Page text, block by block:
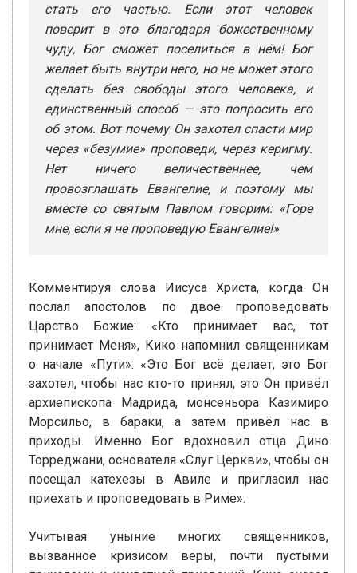
стать его частью. Если этот человек
поверит в это благодаря божественному
чуду, Бог сможет поселиться в нём! Бог
желает быть внутри него, но не может этого
сделать без свободы этого человека, и
единственный способ — это попросить его
об этом. Вот почему Он захотел спасти мир
через «безумие» проповеди, через керигму.
Нет ничего величественнее, чем
провозглашать Евангелие, и поэтому мы
вместе со святым Павлом говорим: «Горе
мне, если я не проповедую Евангелие!»
Комментируя слова Иисуса Христа, когда Он
послал апостолов по двое проповедовать
Царство Божие: «Кто принимает вас, тот
принимает Меня», Кико напомнил священникам
о начале «Пути»: «Это Бог всё делает, это Бог
захотел, чтобы нас кто-то принял, это Он привёл
архиепископа Мадрида, монсеньора Казимиро
Морсильо, в бараки, а затем привёл нас в
приходы. Именно Бог вдохновил отца Дино
Торреджани, основателя «Слуг Церкви», чтобы он
посещал катехезы в Авиле и пригласил нас
приехать и проповедовать в Риме».
Учитывая уныние многих священников,
вызванное кризисом веры, почти пустыми